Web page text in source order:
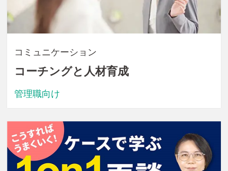
コミュニケーション
コーチングと人材育成
管理職向け